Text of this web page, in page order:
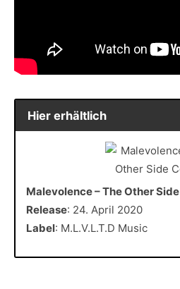
Hier erhältlich
Malevolence – The Other Side
Release: 24. April 2020
Label: M.L.V.L.T.D Music